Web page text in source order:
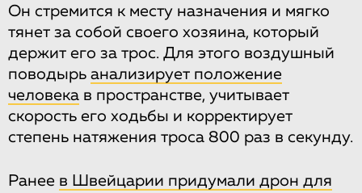
Он стремится к месту назначения и мягко
тянет за собой своего хозяина, который
держит его за трос. Для этого воздушный
поводырь анализирует положение
человека в пространстве, учитывает
скорость его ходьбы и корректирует
степень натяжения троса 800 раз в секунду.
Ранее в Швейцарии придумали дрон для